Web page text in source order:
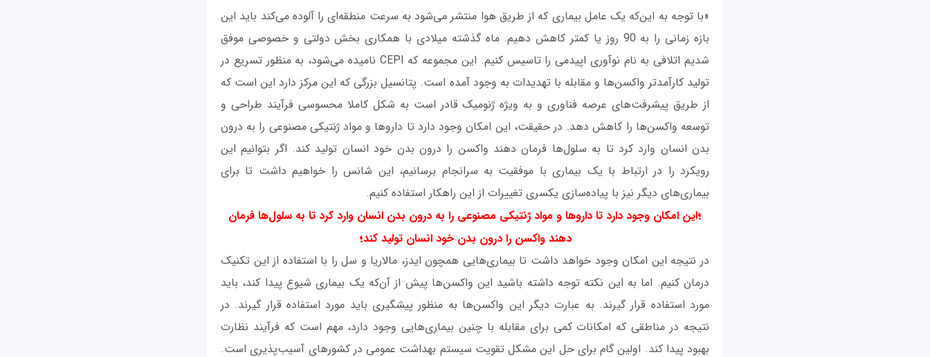
«با توجه به این‌که یک عامل بیماری که از طریق هوا منتشر می‌شود به سرعت منطقه‌ای را آلوده می‌کند باید این
بازه زمانی را به 90 روز یا کمتر کاهش دهیم. ماه گذشته میلادی با همکاری بخش دولتی و خصوصی موفق
شدیم اتلافی به نام نوآوری اپیدمی را تاسیس کنیم. این مجموعه که CEPI نامیده می‌شود، به منظور تسریع در
تولید کارآمدتر واکسن‌ها و مقابله با تهدیدات به وجود آمده است. پتانسیل بزرگی که این مرکز دارد این است که
از طریق پیشرفت‌های عرصه فناوری و به ویژه ژنومیک قادر است به شکل کاملا محسوسی فرآیند طراحی و
توسعه واکسن‌ها را کاهش دهد. در حقیقت، این امکان وجود دارد تا داروها و مواد ژنتیکی مصنوعی را به درون
بدن انسان وارد کرد تا به سلول‌ها فرمان دهند واکسن را درون بدن خود انسان تولید کند. اگر بتوانیم این
رویکرد را در ارتباط با یک بیماری با موفقیت به سرانجام برسانیم، این شانس را خواهیم داشت تا برای
بیماری‌های دیگر نیز با پیاده‌سازی یکسری تغییرات از این راهکار استفاده کنیم.
؛این امکان وجود دارد تا داروها و مواد ژنتیکی مصنوعی را به درون بدن انسان وارد کرد تا به سلول‌ها فرمان
دهند واکسن را درون بدن خود انسان تولید کند؛
در نتیجه این امکان وجود خواهد داشت تا بیماری‌هایی همچون ایدز، مالاریا و سل را با استفاده از این تکنیک
درمان کنیم. اما به این نکته توجه داشته باشید این واکسن‌ها پیش از آن‌که یک بیماری شیوع پیدا کند، باید
مورد استفاده قرار گیرند. به عبارت دیگر این واکسن‌ها به منظور پیشگیری باید مورد استفاده قرار گیرند. در
نتیجه در مناطقی که امکانات کمی برای مقابله با چنین بیماری‌هایی وجود دارد، مهم است که فرآیند نظارت
بهبود پیدا کند. اولین گام برای حل این مشکل تقویت سیستم بهداشت عمومی در کشورهای آسیب‌پذیری است.